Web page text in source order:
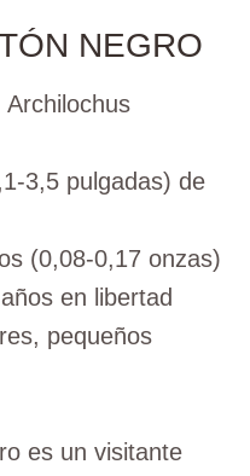
NEGRO
Archilochus
3,5 pulgadas) de
(0,08-0,17 onzas)
en libertad
pequeños
es un visitante